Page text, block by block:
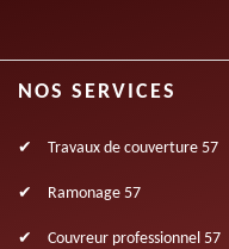
NOS SERVICES
Travaux de couverture 57
Ramonage 57
Couvreur professionnel 57